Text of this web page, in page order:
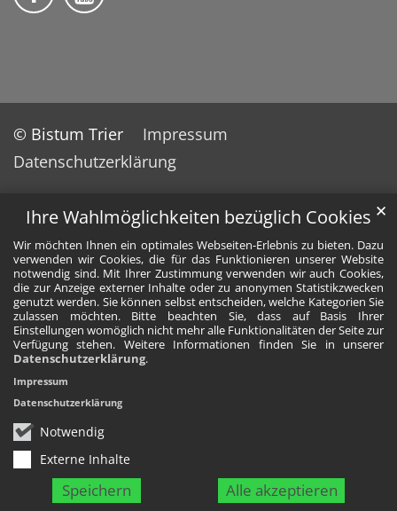
Ihre Wahlmöglichkeiten bezüglich Cookies
Wir möchten Ihnen ein optimales Webseiten-Erlebnis zu bieten. Dazu
verwenden wir Cookies, die für das Funktionieren unserer Website
notwendig sind. Mit Ihrer Zustimmung verwenden wir auch Cookies,
die zur Anzeige externer Inhalte oder zu anonymen Statistikzwecken
genutzt werden. Sie können selbst entscheiden, welche Kategorien Sie
zulassen möchten. Bitte beachten Sie, dass auf Basis Ihrer
Einstellungen womöglich nicht mehr alle Funktionalitäten der Seite zur
Verfügung stehen. Weitere Informationen finden Sie in unserer
Datenschutzerklärung.
Notwendig
Externe Inhalte
Speichern Alle akzeptieren
✕
Impressum
Datenschutzerklärung
© Bistum Trier
Impressum
Datenschutzerklärung